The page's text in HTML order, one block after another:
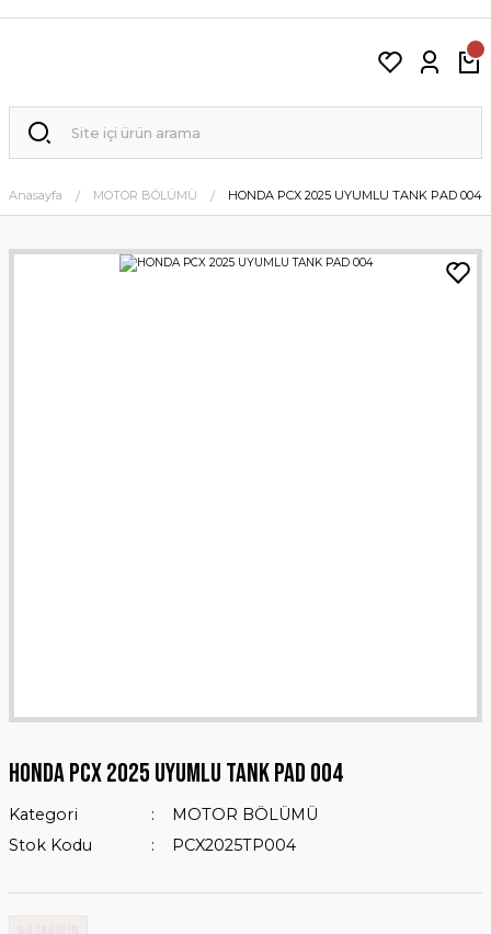
Anasayfa MOTOR BÖLÜMÜ HONDA PCX 2025 UYUMLU TANK PAD 004
HONDA PCX 2025 UYUMLU TANK PAD 004
Kategori
MOTOR BÖLÜMÜ
Stok Kodu
PCX2025TP004